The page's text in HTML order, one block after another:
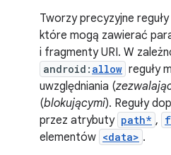
Tworzy precyzyjne
które mogą zawierać
i fragmenty URI. W
android: allow reguły
uwzględniania (
(blokującymi). Reguły
przez atrybuty path* ,
elementów <data> .